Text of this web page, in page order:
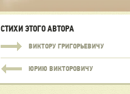
СТИХИ ЭТОГО АВТОРА
ВИКТОРУ ГРИГОРЬЕВИЧУ
ЮРИЮ ВИКТОРОВИЧУ